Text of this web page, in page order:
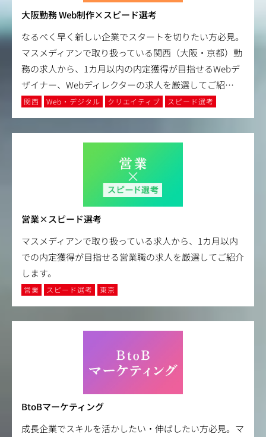
大阪勤務 Web制作×スピード選考
なるべく早く新しい企業でスタートを切りたい方必見。
マスメディアンで取り扱っている関西（大阪・京都）勤
務の求人から、1カ月以内の内定獲得が目指せるWebデ
ザイナー、Webディレクターの求人を厳選してご紹…
関西 Web・デジタル クリエイティブ スピード選考
営業×スピード選考
マスメディアンで取り扱っている求人から、1カ月以内
での内定獲得が目指せる営業職の求人を厳選してご紹介
します。
営業 スピード選考 東京
BtoBマーケティング
成長企業でスキルを活かしたい・伸ばしたい方必見。マ